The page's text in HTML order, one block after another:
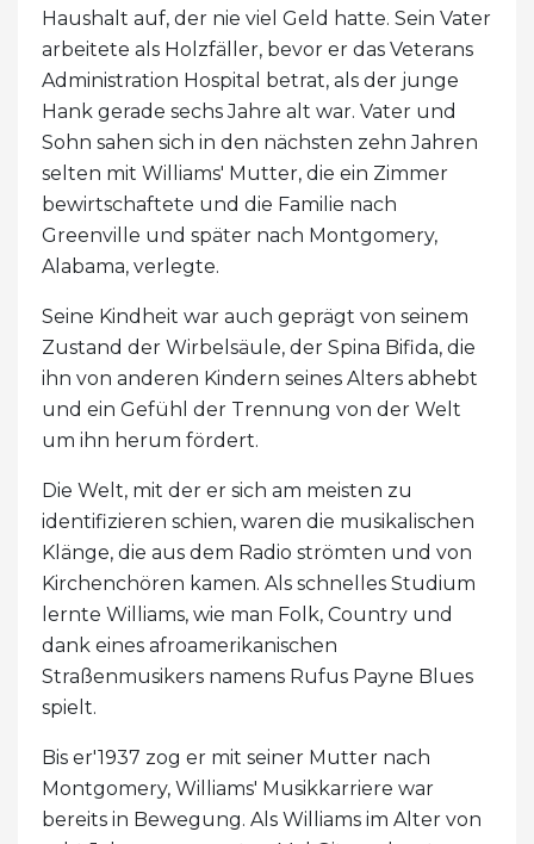
Haushalt auf, der nie viel Geld hatte. Sein Vater
arbeitete als Holzfäller, bevor er das Veterans
Administration Hospital betrat, als der junge
Hank gerade sechs Jahre alt war. Vater und
Sohn sahen sich in den nächsten zehn Jahren
selten mit Williams' Mutter, die ein Zimmer
bewirtschaftete und die Familie nach
Greenville und später nach Montgomery,
Alabama, verlegte.
Seine Kindheit war auch geprägt von seinem
Zustand der Wirbelsäule, der Spina Bifida, die
ihn von anderen Kindern seines Alters abhebt
und ein Gefühl der Trennung von der Welt
um ihn herum fördert.
Die Welt, mit der er sich am meisten zu
identifizieren schien, waren die musikalischen
Klänge, die aus dem Radio strömten und von
Kirchenchören kamen. Als schnelles Studium
lernte Williams, wie man Folk, Country und
dank eines afroamerikanischen
Straßenmusikers namens Rufus Payne Blues
spielt.
Bis er'1937 zog er mit seiner Mutter nach
Montgomery, Williams' Musikkarriere war
bereits in Bewegung. Als Williams im Alter von